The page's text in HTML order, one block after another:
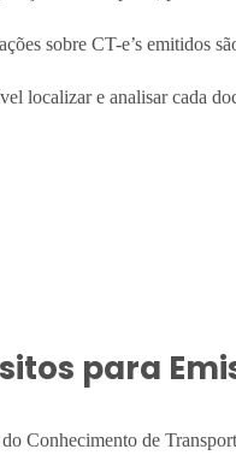
sobre CT-e’s emitidos
localizar e analisar cada
para
Conhecimento de